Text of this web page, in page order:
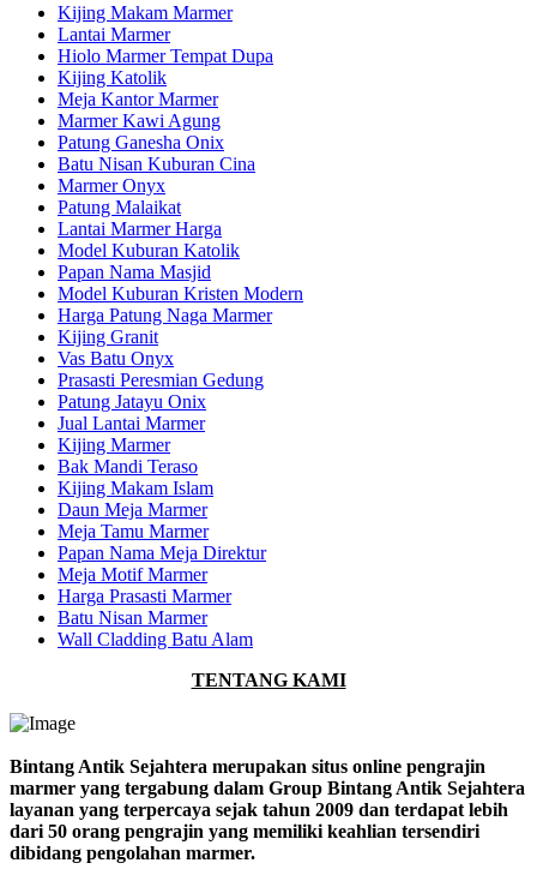
Kijing Makam Marmer
Lantai Marmer
Hiolo Marmer Tempat Dupa
Kijing Katolik
Meja Kantor Marmer
Marmer Kawi Agung
Patung Ganesha Onix
Batu Nisan Kuburan Cina
Marmer Onyx
Patung Malaikat
Lantai Marmer Harga
Model Kuburan Katolik
Papan Nama Masjid
Model Kuburan Kristen Modern
Harga Patung Naga Marmer
Kijing Granit
Vas Batu Onyx
Prasasti Peresmian Gedung
Patung Jatayu Onix
Jual Lantai Marmer
Kijing Marmer
Bak Mandi Teraso
Kijing Makam Islam
Daun Meja Marmer
Meja Tamu Marmer
Papan Nama Meja Direktur
Meja Motif Marmer
Harga Prasasti Marmer
Batu Nisan Marmer
Wall Cladding Batu Alam
TENTANG KAMI
Bintang Antik Sejahtera merupakan situs online pengrajin
marmer yang tergabung dalam Group Bintang Antik Sejahtera
layanan yang terpercaya sejak tahun 2009 dan terdapat lebih
dari 50 orang pengrajin yang memiliki keahlian tersendiri
dibidang pengolahan marmer.